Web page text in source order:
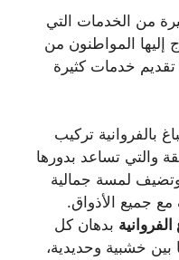
من الخدمات التي
إليها المواطنون من
خدمات كثيرة
بالفروانية تركيب
والتي تساعد بدورها
لمسة جمالية
جميع الأذواق.
الفروانية بدهان كل
بين خشبية وحديدية،